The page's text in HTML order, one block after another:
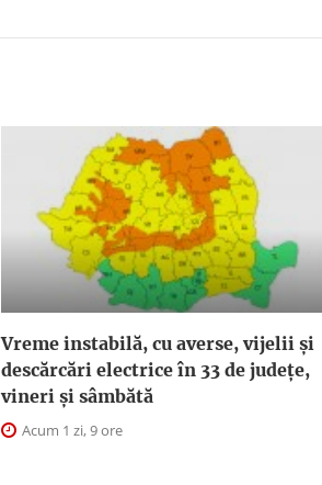
Vreme instabilă, cu averse, vijelii și
descărcări electrice în 33 de județe,
vineri și sâmbătă
Acum 1 zi, 9 ore